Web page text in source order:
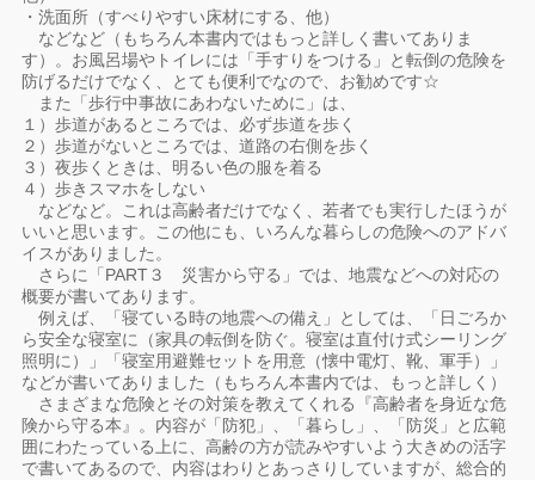
・洗面所（すべりやすい床材にする、他）
などなど（もちろん本書内ではもっと詳しく書いてありま
す）。お風呂場やトイレには「手すりをつける」と転倒の危険を
防げるだけでなく、とても便利でなので、お勧めです☆
また「歩行中事故にあわないために」は、
１）歩道があるところでは、必ず歩道を歩く
２）歩道がないところでは、道路の右側を歩く
３）夜歩くときは、明るい色の服を着る
４）歩きスマホをしない
などなど。これは高齢者だけでなく、若者でも実行したほうが
いいと思います。この他にも、いろんな暮らしの危険へのアドバ
イスがありました。
さらに「PART３ 災害から守る」では、地震などへの対応の
概要が書いてあります。
例えば、「寝ている時の地震への備え」としては、「日ごろか
ら安全な寝室に（家具の転倒を防ぐ。寝室は直付け式シーリング
照明に）」「寝室用避難セットを用意（懐中電灯、靴、軍手）」
などが書いてありました（もちろん本書内では、もっと詳しく）
さまざまな危険とその対策を教えてくれる『高齢者を身近な危
険から守る本』。内容が「防犯」、「暮らし」、「防災」と広範
囲にわたっている上に、高齢の方が読みやすいよう大きめの活字
で書いてあるので、内容はわりとあっさりしていますが、総合的